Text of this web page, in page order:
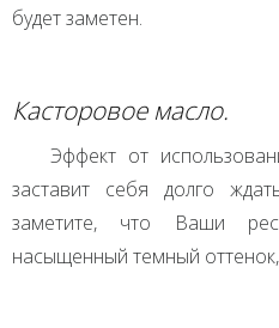
будет заметен.
Касторовое масло.
Эффект от
заставит себя долго
заметите, что Ваши
насыщенный темный оттенок,